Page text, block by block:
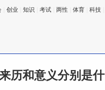
创业 知识 考试 两性 体育 科技
历和意义分别是什